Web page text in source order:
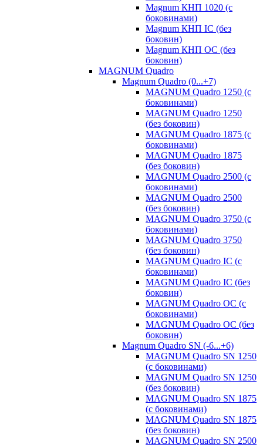
Magnum КНП 1020 (с
боковинами)
Magnum КНП IC (без
боковин)
Magnum КНП OC (без
боковин)
MAGNUM Quadro
Magnum Quadro (0...+7)
MAGNUM Quadro 1250 (с
боковинами)
MAGNUM Quadro 1250
(без боковин)
MAGNUM Quadro 1875 (с
боковинами)
MAGNUM Quadro 1875
(без боковин)
MAGNUM Quadro 2500 (с
боковинами)
MAGNUM Quadro 2500
(без боковин)
MAGNUM Quadro 3750 (с
боковинами)
MAGNUM Quadro 3750
(без боковин)
MAGNUM Quadro IC (с
боковинами)
MAGNUM Quadro IC (без
боковин)
MAGNUM Quadro OC (с
боковинами)
MAGNUM Quadro OC (без
боковин)
Magnum Quadro SN (-6...+6)
MAGNUM Quadro SN 1250
(с боковинами)
MAGNUM Quadro SN 1250
(без боковин)
MAGNUM Quadro SN 1875
(с боковинами)
MAGNUM Quadro SN 1875
(без боковин)
MAGNUM Quadro SN 2500